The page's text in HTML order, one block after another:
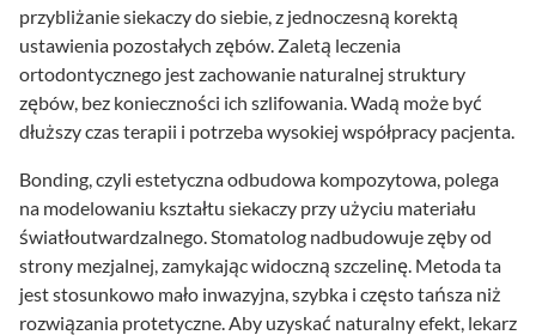
przybliżanie siekaczy do siebie, z jednoczesną korektą
ustawienia pozostałych zębów. Zaletą leczenia
ortodontycznego jest zachowanie naturalnej struktury
zębów, bez konieczności ich szlifowania. Wadą może być
dłuższy czas terapii i potrzeba wysokiej współpracy pacjenta.
Bonding, czyli estetyczna odbudowa kompozytowa, polega
na modelowaniu kształtu siekaczy przy użyciu materiału
światłoutwardzalnego. Stomatolog nadbudowuje zęby od
strony mezjalnej, zamykając widoczną szczelinę. Metoda ta
jest stosunkowo mało inwazyjna, szybka i często tańsza niż
rozwiązania protetyczne. Aby uzyskać naturalny efekt, lekarz